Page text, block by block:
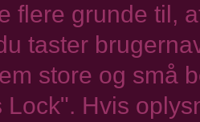
flere grunde til,
taster
store og små
Lock". Hvis